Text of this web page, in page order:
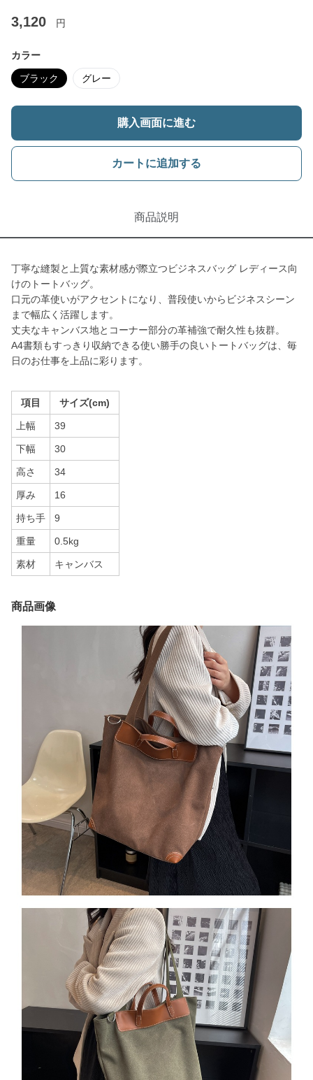
3,120 円
カラー
ブラック グレー
購入画面に進む
カートに追加する
商品説明
丁寧な縫製と上質な素材感が際立つビジネスバッグ レディース向
けのトートバッグ。
口元の革使いがアクセントになり、普段使いからビジネスシーン
まで幅広く活躍します。
丈夫なキャンバス地とコーナー部分の革補強で耐久性も抜群。
A4書類もすっきり収納できる使い勝手の良いトートバッグは、毎
日のお仕事を上品に彩ります。
項目 サイズ(cm)
上幅 39
下幅 30
高さ 34
厚み 16
持ち手 9
重量 0.5kg
素材 キャンバス
商品画像